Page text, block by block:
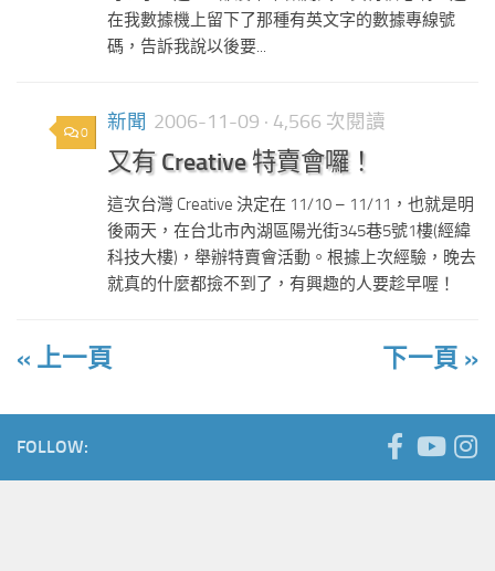
在我數據機上留下了那種有英文字的數據專線號
碼，告訴我說以後要...
0 新聞 2006-11-09 · 4,566 次閱讀
又有 Creative 特賣會囉！
這次台灣 Creative 決定在 11/10 – 11/11，也就是明
後兩天，在台北市內湖區陽光街345巷5號1樓(經緯
科技大樓)，舉辦特賣會活動。根據上次經驗，晚去
就真的什麼都撿不到了，有興趣的人要趁早喔！
« 上一頁 下一頁 »
FOLLOW: